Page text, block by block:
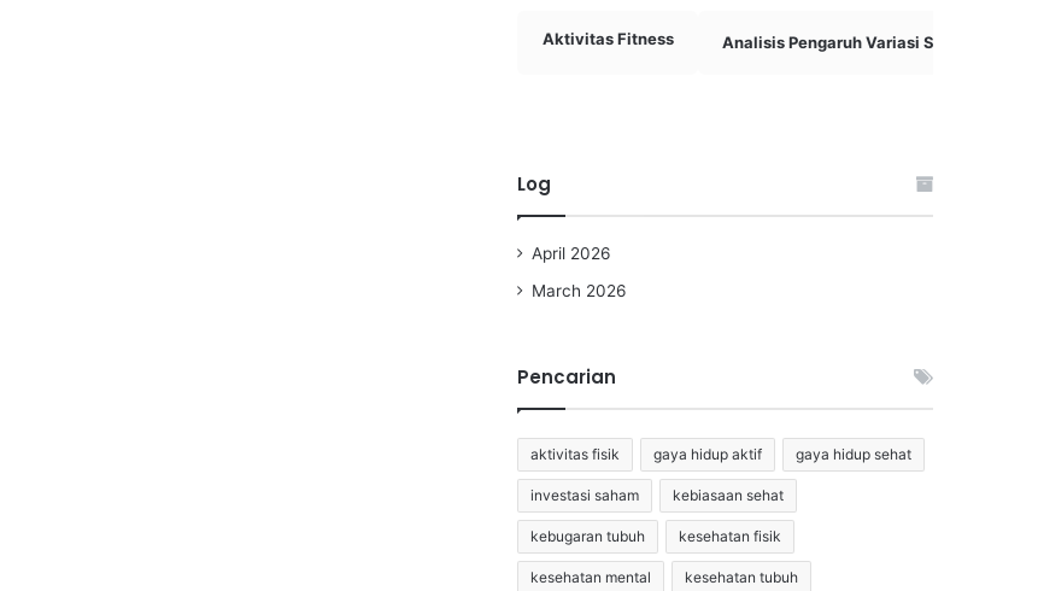
Aktivitas Fitness Analisis Pengaruh Variasi Skema
Log
April 2026
March 2026
Pencarian
aktivitas fisik gaya hidup aktif gaya hidup sehat
investasi saham kebiasaan sehat
kebugaran tubuh kesehatan fisik
kesehatan mental kesehatan tubuh